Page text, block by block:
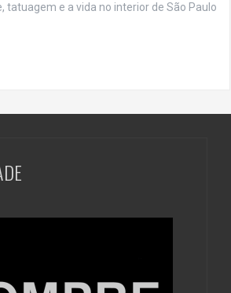
tatuagem e a vida no interior de São Paulo